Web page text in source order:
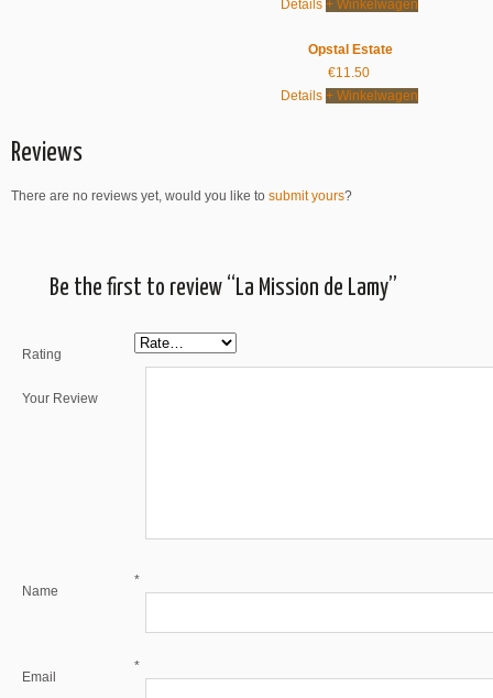
Details + Winkelwagen
Opstal Estate
€11.50
Details + Winkelwagen
Reviews
There are no reviews yet, would you like to submit yours?
Be the first to review “La Mission de Lamy”
Rating
Your Review
Name
*
Email
*